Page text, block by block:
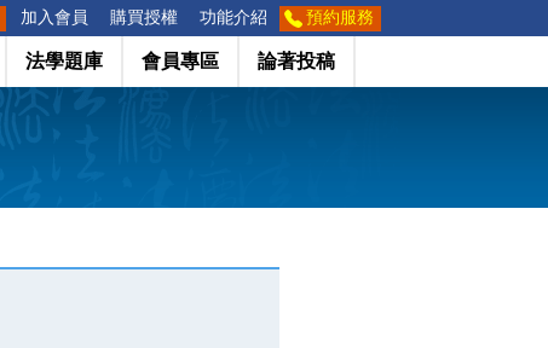
加入會員 購買授權 功能介紹 預約服務
法學題庫 會員專區 論著投稿